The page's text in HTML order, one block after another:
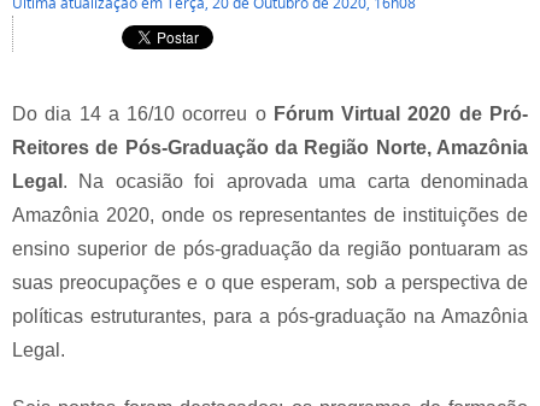
Do dia 14 a 16/10 ocorreu o Fórum Virtual 2020 de Pró-
Reitores de Pós-Graduação da Região Norte, Amazônia
Legal . Na ocasião foi aprovada uma carta denominada
Amazônia 2020, onde os representantes de instituições de
ensino superior de pós-graduação da região pontuaram as
suas preocupações e o que esperam, sob a perspectiva de
políticas estruturantes, para a pós-graduação na Amazônia
Legal.